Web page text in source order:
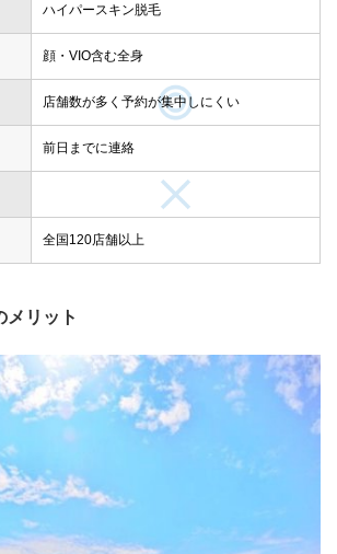
ハイパースキン脱毛
顔・VIO含む全身
店舗数が多く予約が集中しにくい
前日までに連絡
全国120店舗以上
メリット